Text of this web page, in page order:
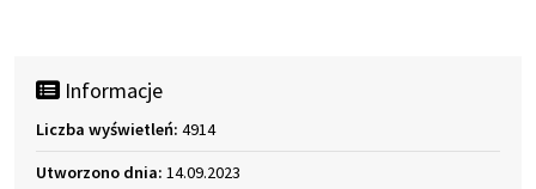
Informacje
Liczba wyświetleń: 4914
Utworzono dnia: 14.09.2023